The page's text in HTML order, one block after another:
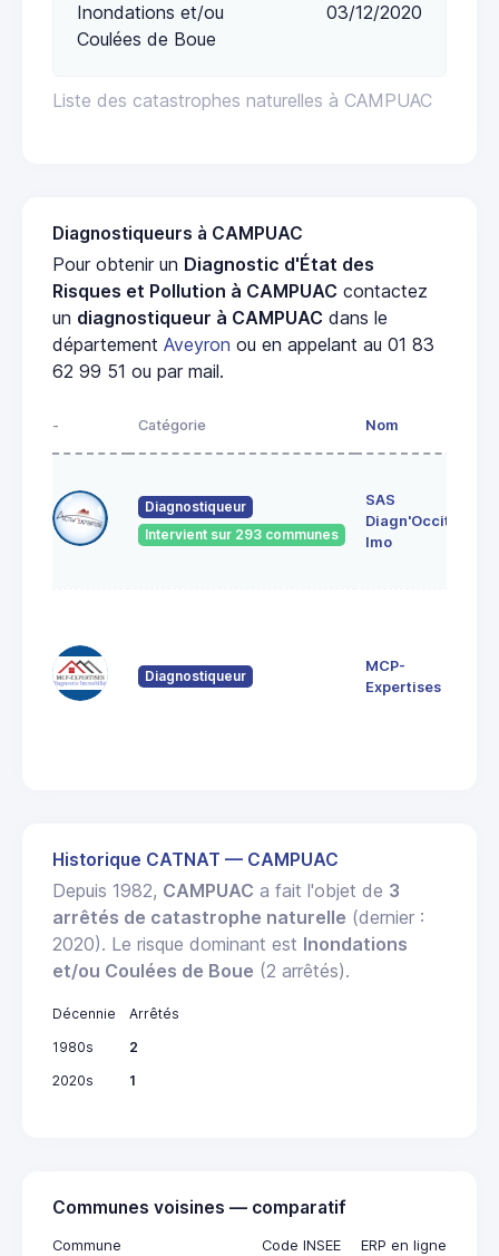
Liste des catastrophes naturelles à CAMPUAC
Inondations et/ou
Coulées de Boue
03/12/2020
Diagnostiqueurs à CAMPUAC
Pour obtenir un Diagnostic d'État des
Risques et Pollution à CAMPUAC contactez
un diagnostiqueur à CAMPUAC dans le
département Aveyron ou en appelant au 01 83
62 99 51 ou par mail.
- Catégorie Nom
Diagnostiqueur
Intervient sur 293 communes
SAS
Diagn'Occit.
Imo
Diagnostiqueur
MCP-
Expertises
Historique CATNAT — CAMPUAC
Depuis 1982, CAMPUAC a fait l'objet de 3
arrêtés de catastrophe naturelle (dernier :
2020). Le risque dominant est Inondations
et/ou Coulées de Boue (2 arrêtés).
Décennie
Arrêtés
1980s
2
2020s
1
Communes voisines — comparatif
Commune Code INSEE ERP en ligne